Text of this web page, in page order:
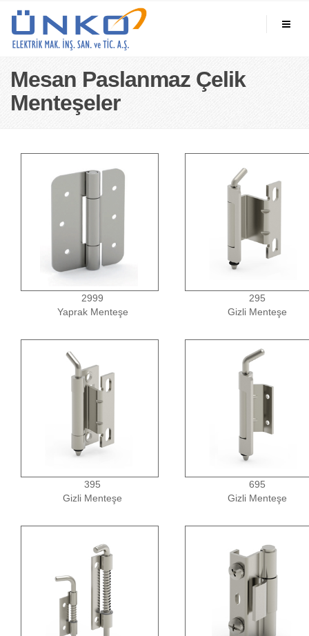
Mesan Paslanmaz Çelik
Menteşeler
2999
Yaprak Menteşe
295
Gizli Menteşe
395
Gizli Menteşe
695
Gizli Menteşe